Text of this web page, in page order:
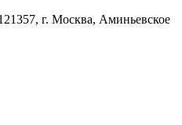
г. Москва, Аминьевское